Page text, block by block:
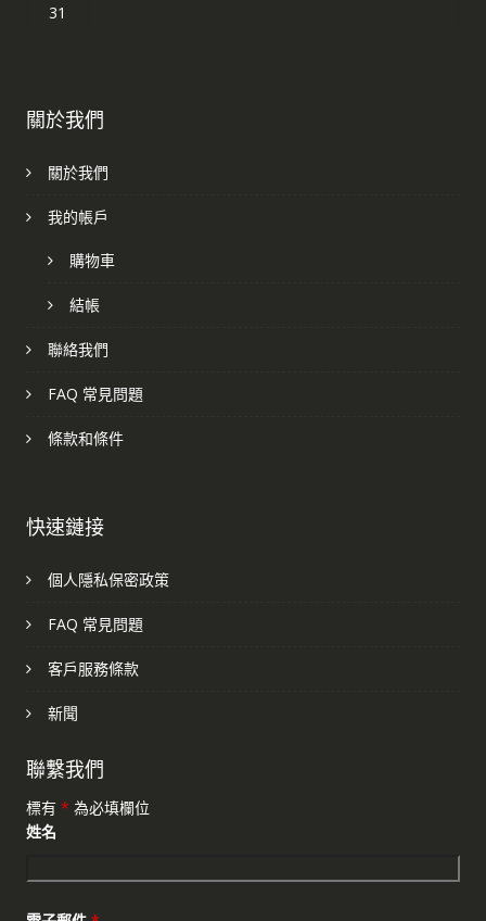
31
關於我們
關於我們
我的帳戶
購物車
結帳
聯絡我們
FAQ 常見問題
條款和條件
快速鏈接
個人隱私保密政策
FAQ 常見問題
客戶服務條款
新聞
聯繫我們
標有 * 為必填欄位
姓名